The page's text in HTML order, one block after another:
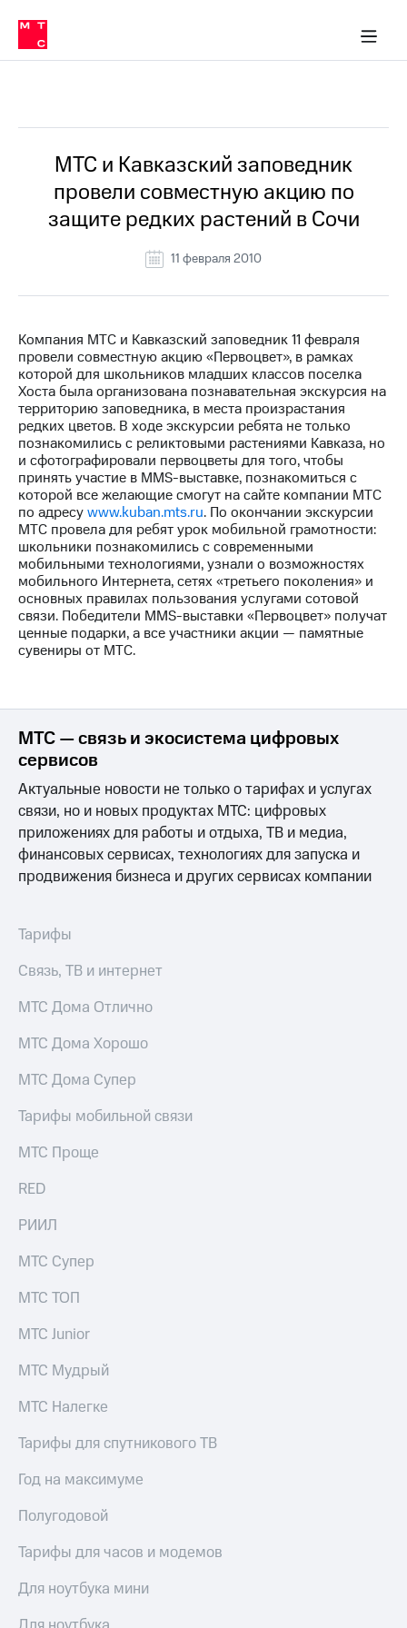
Медиа-центр
и акционерам
Устойчивое развитие
Комплаенс и деловая этика
компании
Карьера
История
компании
Правовая
информация
Пресс-
релизы
МТС
о технологиях
Достижения
Интервью
Финансовая
отчетность
Контакты
Новости
в
регионе
и акционерам
Корпоративный
секретарь
Раскрытие
информации
Информация
акционерам
Документы
ПАО
"МТС"
Собрания
Акционерный
Контроль
аудит
акций
Описание
приобретения
Порядок
Еврооблигации-2023
о
именных
Другое
Регистратор
Реквизиты
Контакты
развитие
деловая этика
На главную
в МТС
Пресс-
релизы
МТС
о технологиях
МТС и Кавказский заповедник
провели совместную акцию по
защите редких растений в Сочи
11 февраля 2010
Компания МТС и Кавказский заповедник 11 февраля
провели совместную акцию «Первоцвет», в рамках
которой для школьников младших классов поселка
Хоста была организована познавательная экскурсия на
территорию заповедника, в места произрастания
редких цветов. В ходе экскурсии ребята не только
познакомились с реликтовыми растениями Кавказа, но
и сфотографировали первоцветы для того, чтобы
принять участие в MMS-выставке, познакомиться с
которой все желающие смогут на сайте компании МТС
по адресуwww.kuban.mts.ru. По окончании экскурсии
МТС провела для ребят урок мобильной грамотности:
школьники познакомились с современными
мобильными технологиями, узнали о возможностях
мобильного Интернета, сетях «третьего поколения» и
основных правилах пользования услугами сотовой
связи. Победители MMS-выставки «Первоцвет» получат
ценные подарки, а все участники акции — памятные
сувениры от МТС.
МТС — связь и экосистема цифровых
сервисов
Актуальные новости не только о тарифах и услугах
связи, но и новых продуктах МТС: цифровых
приложениях для работы и отдыха, ТВ и медиа,
финансовых сервисах, технологиях для запуска и
продвижения бизнеса и других сервисах компании
Тарифы
Связь, ТВ и интернет
МТС Дома Отлично
МТС Дома Хорошо
МТС Дома Супер
Тарифы мобильной связи
МТС Проще
RED
РИИЛ
МТС Супер
МТС ТОП
МТС Junior
МТС Мудрый
МТС Налегке
Тарифы для спутникового ТВ
Год на максимуме
Полугодовой
Тарифы для часов и модемов
Для ноутбука мини